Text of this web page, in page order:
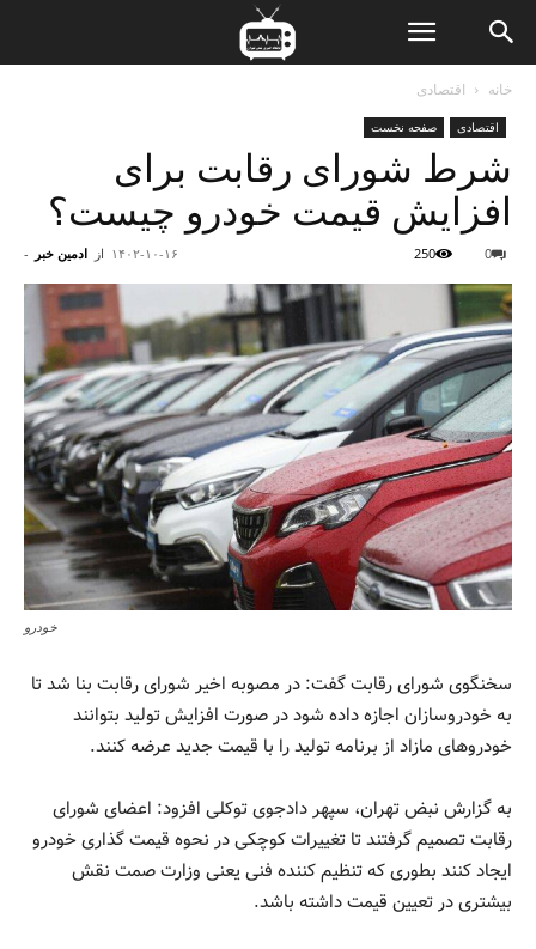
خانه اقتصادی
اقتصادی صفحه نخست
شرط شورای رقابت برای
افزایش قیمت خودرو چیست؟
از ادمین خبر - ۱۴۰۲-۱۰-۱۶ 0
250
خودرو
سخنگوی شورای رقابت گفت: در مصوبه اخیر شورای رقابت بنا شد تا
به خودروسازان اجازه داده شود در صورت افزایش تولید بتوانند
خودرو‌های مازاد از برنامه تولید را با قیمت جدید عرضه کنند.
به گزارش نبض تهران، سپهر دادجوی توکلی افزود: اعضای شورای
رقابت تصمیم گرفتند تا تغییرات کوچکی در نحوه قیمت گذاری خودرو
ایجاد کنند بطوری که تنظیم کننده فنی یعنی وزارت صمت نقش
بیشتری در تعیین قیمت داشته باشد.